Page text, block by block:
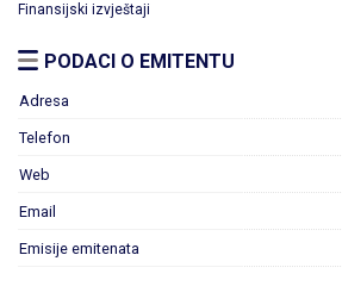
Finansijski izvještaji
PODACI O EMITENTU
Adresa
Telefon
Web
Email
Emisije emitenata